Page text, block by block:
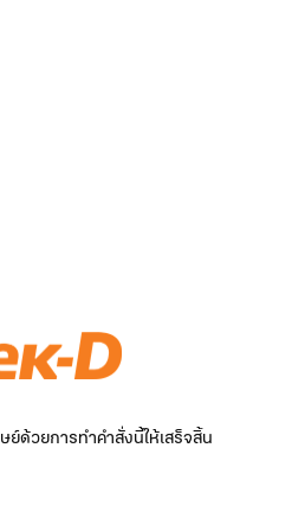
ด้วยการทำคำสั่งนี้ให้เสร็จสิ้น